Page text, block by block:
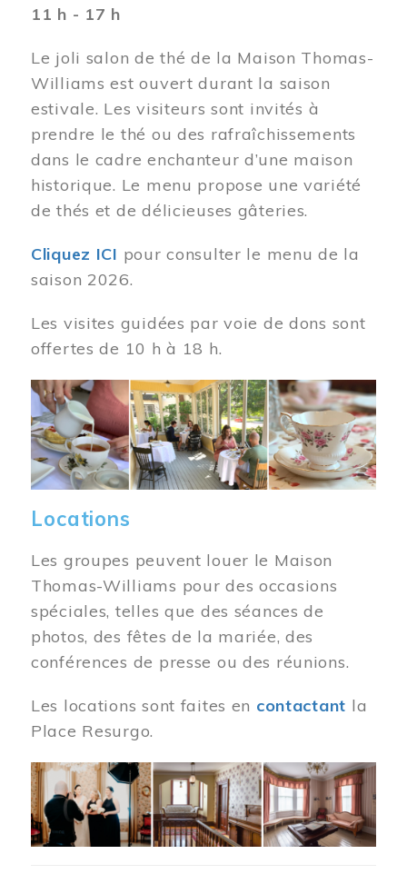
11 h - 17 h
Le joli salon de thé de la Maison Thomas-
Williams est ouvert durant la saison
estivale. Les visiteurs sont invités à
prendre le thé ou des rafraîchissements
dans le cadre enchanteur d’une maison
historique. Le menu propose une variété
de thés et de délicieuses gâteries.
Cliquez ICI pour consulter le menu de la
saison 2026.
Les visites guidées par voie de dons sont
offertes de 10 h à 18 h.
Image
Locations
Les groupes peuvent louer le Maison
Thomas-Williams pour des occasions
spéciales, telles que des séances de
photos, des fêtes de la mariée, des
conférences de presse ou des réunions.
Les locations sont faites en contactant la
Place Resurgo.
Image